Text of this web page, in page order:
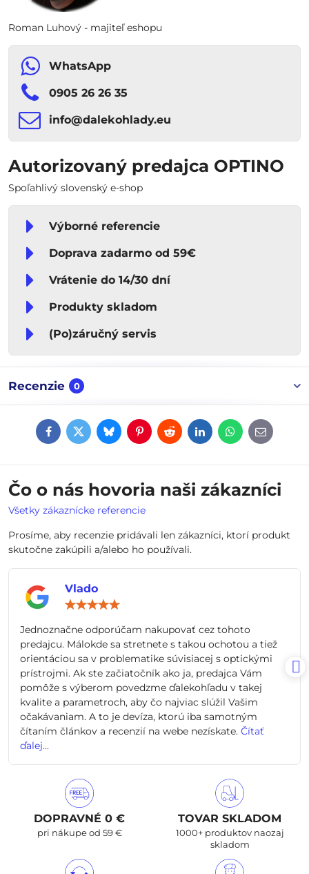
Roman Luhový - majiteľ eshopu
WhatsApp
0905 26 26 35
info​​@dalekohlady​​.eu
Autorizovaný predajca OPTINO
Spoľahlivý slovenský e-shop
Výborné referencie
Doprava zadarmo od 59€
Vrátenie do 14/30 dní
Produkty skladom
(Po)záručný servis
Recenzie 0
FacebookTwitterBlueskyPinterestRedditLinkedInWhatsApp
E-
mail
Čo o nás hovoria naši zákazníci
Všetky zákaznícke referencie
Prosíme, aby recenzie pridávali len zákazníci, ktorí produkt
skutočne zakúpili a/alebo ho používali.
Vlado
5
Jednoznačne odporúčam nakupovať cez tohoto
predajcu. Málokde sa stretnete s takou ochotou a tiež
orientáciou sa v problematike súvisiacej s optickými
prístrojmi. Ak ste začiatočník ako ja, predajca Vám
pomôže s výberom povedzme ďalekohľadu v takej
kvalite a parametroch, aby čo najviac slúžil Vašim
očakávaniam. A to je devíza, ktorú iba samotným
čítaním článkov a recenzií na webe nezískate. Čítať
ďalej...
DOPRAVNÉ 0 €
pri nákupe od 59 €
TOVAR SKLADOM
1000+ produktov naozaj
skladom